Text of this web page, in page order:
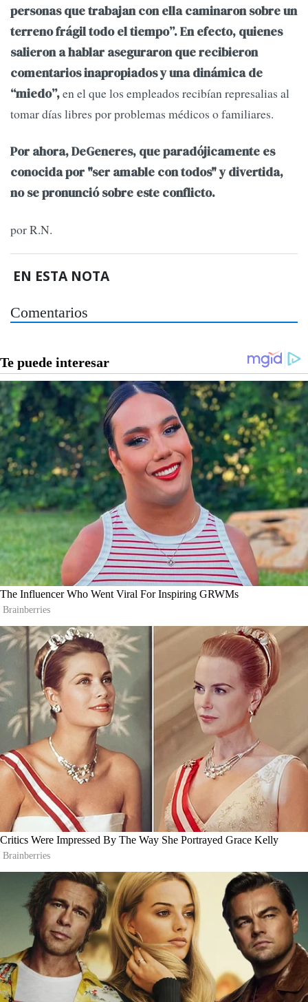
personas que trabajan con ella caminaron sobre un
terreno frágil todo el tiempo”. En efecto, quienes
salieron a hablar aseguraron que recibieron
comentarios inapropiados y una dinámica de
“miedo”,en el que los empleados recibían represalias al
tomar días libres por problemas médicos o familiares.
Por ahora, DeGeneres, que paradójicamente es
conocida por "ser amable con todos" y divertida,
no se pronunció sobre este conflicto.
por R.N.
EN ESTA NOTA
Comentarios